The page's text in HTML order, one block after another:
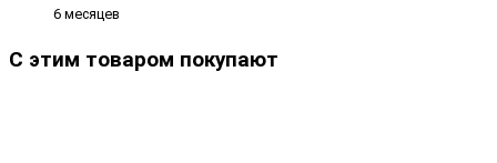
6 месяцев
С этим товаром покупают